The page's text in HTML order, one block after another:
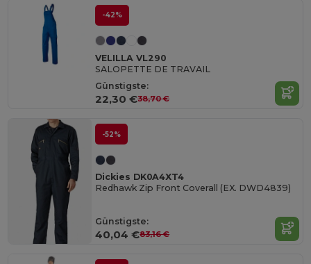
-42%
VELILLA VL290
SALOPETTE DE TRAVAIL
Günstigste:
22,30 €38,70 €
-52%
Dickies DK0A4XT4
Redhawk Zip Front Coverall (EX. DWD4839)
Günstigste:
40,04 €83,16 €